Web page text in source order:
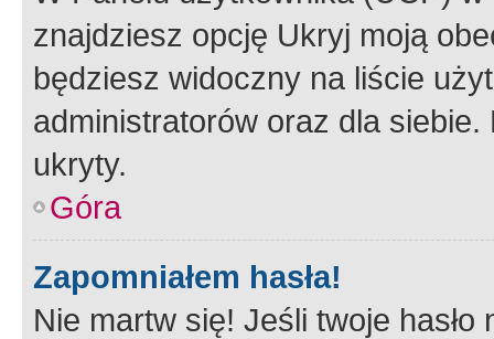
znajdziesz opcję Ukryj moją
będziesz widoczny na liście
administratorów oraz dla
ukryty.
Góra
Zapomniałem hasła!
Nie martw się! Jeśli twoje